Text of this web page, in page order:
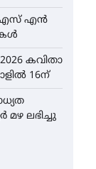
എസ് എൻ
കവിതാ
16ന്
മഴ ലഭിച്ചു